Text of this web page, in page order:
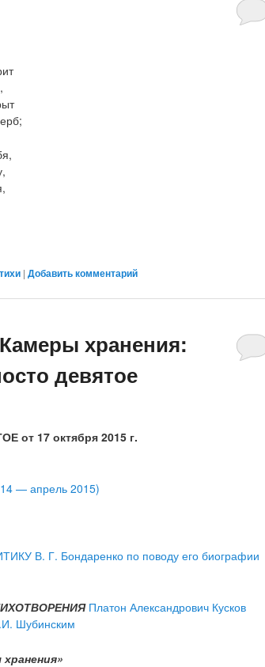
| Добавить комментарий
хранения:
девятое
17 октября 2015 г.
— апрель 2015)
В. Г. Бондаренко по поводу его биографии
Платон Александрович Кусков
Шубинским